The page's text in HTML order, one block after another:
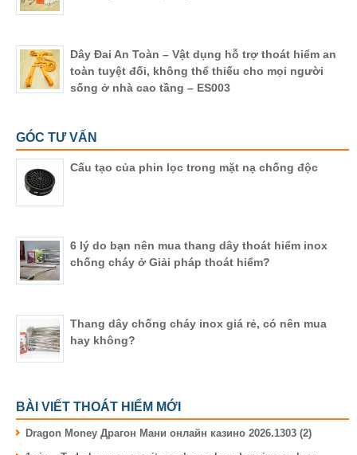
Dây Đai An Toàn – Vật dụng hỗ trợ thoát hiểm an
toàn tuyệt đối, không thể thiếu cho mọi người
sống ở nhà cao tầng – ES003
GÓC TƯ VẤN
Cấu tạo của phin lọc trong mặt nạ chống độc
6 lý do bạn nên mua thang dây thoát hiểm inox
chống cháy ở Giải pháp thoát hiểm?
Thang dây chống cháy inox giá rẻ, có nên mua
hay không?
BÀI VIẾT THOÁT HIỂM MỚI
Dragon Money Драгон Мани онлайн казино 2026.1303 (2)